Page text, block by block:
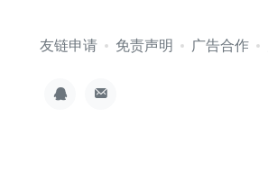
友链申请 免责声明 广告合作